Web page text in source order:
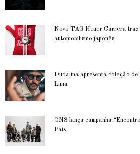
Novo TAG Heuer Carrera traz
automobilismo japonês
Dudalina apresenta coleção de
Lima
CNS lança campanha
Pais